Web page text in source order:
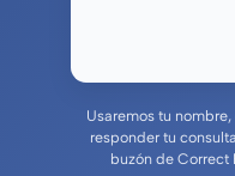
Usaremos tu
responder tu
buzón de Correct